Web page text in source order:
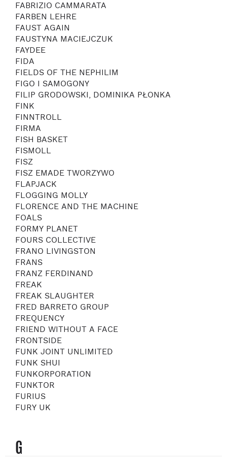
FABRIZIO CAMMARATA
FARBEN LEHRE
FAUST AGAIN
FAUSTYNA MACIEJCZUK
FAYDEE
FIDA
FIELDS OF THE NEPHILIM
FIGO I SAMOGONY
FILIP GRODOWSKI, DOMINIKA PŁONKA
FINK
FINNTROLL
FIRMA
FISH BASKET
FISMOLL
FISZ
FISZ EMADE TWORZYWO
FLAPJACK
FLOGGING MOLLY
FLORENCE AND THE MACHINE
FOALS
FORMY PLANET
FOURS COLLECTIVE
FRANO LIVINGSTON
FRANS
FRANZ FERDINAND
FREAK
FREAK SLAUGHTER
FRED BARRETO GROUP
FREQUENCY
FRIEND WITHOUT A FACE
FRONTSIDE
FUNK JOINT UNLIMITED
FUNK SHUI
FUNKORPORATION
FUNKTOR
FURIUS
FURY UK
G